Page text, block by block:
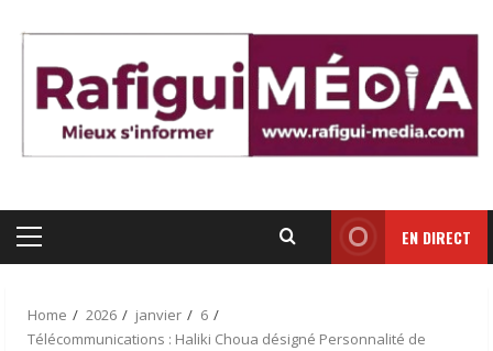
content
Primary
EN DIRECT
Home 2026 janvier
6
Télécommunications : Haliki Choua désigné Personnalité de